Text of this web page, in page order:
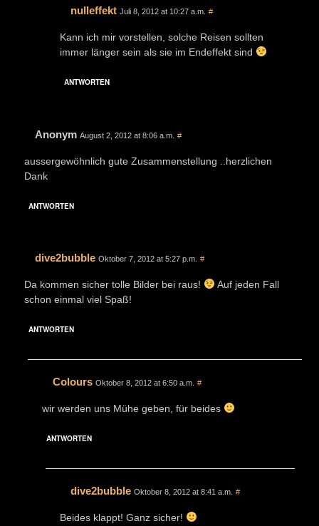
nulleffekt Juli 8, 2012 at 10:27 a.m. #
Kann ich mir vorstellen, solche Reisen sollten
immer länger sein als sie im Endeffekt sind
ANTWORTEN
Anonym August 2, 2012 at 8:06 a.m. #
aussergewöhnlich gute Zusammenstellung ..herzlichen
Dank
ANTWORTEN
dive2bubble Oktober 7, 2012 at 5:27 p.m. #
Da kommen sicher tolle Bilder bei raus!
Auf jeden Fall
schon einmal viel Spaß!
ANTWORTEN
Colours Oktober 8, 2012 at 6:50 a.m. #
wir werden uns Mühe geben, für beides
ANTWORTEN
dive2bubble Oktober 8, 2012 at 8:41 a.m. #
Beides klappt! Ganz sicher!